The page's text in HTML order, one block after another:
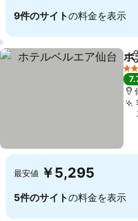
9件のサイトの料金を表示
シ
ホ
3
最安値 ￥5,295
5件のサイトの料金を表示